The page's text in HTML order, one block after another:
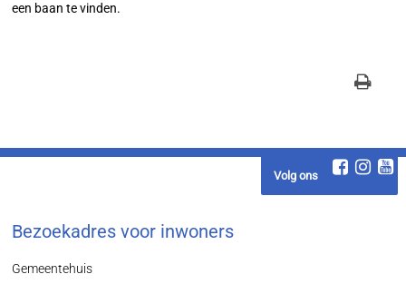
een baan te vinden.
Volg ons
Bezoekadres voor inwoners
Gemeentehuis